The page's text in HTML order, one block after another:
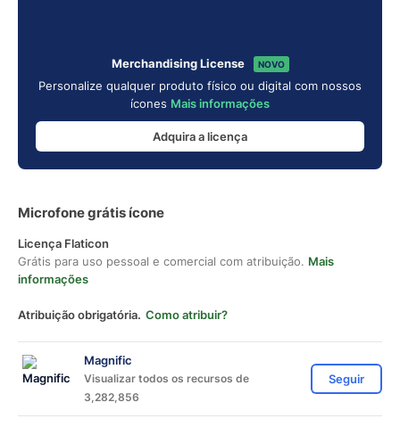
Merchandising License NOVO
Personalize qualquer produto físico ou digital com nossos
ícones Mais informações
Adquira a licença
Microfone grátis ícone
Licença Flaticon
Grátis para uso pessoal e comercial com atribuição. Mais
informações
Atribuição obrigatória. Como atribuir?
Magnific
Visualizar todos os recursos de
3,282,856
Seguir